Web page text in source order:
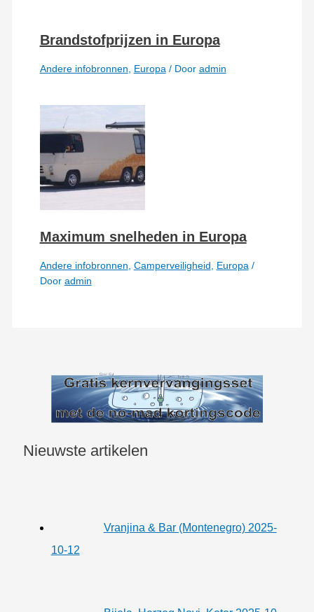
Brandstofprijzen in Europa
Andere infobronnen Europa / Door admin
Maximum snelheden in Europa
Andere infobronnen Camperveiligheid Europa /
Door admin
Nieuwste artikelen
Vranjina & Bar (Montenegro) 2025-
10-12